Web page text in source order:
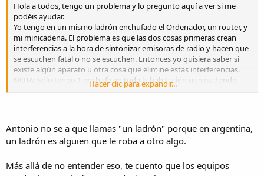
Hola a todos, tengo un problema y lo pregunto aquí a ver si me
podéis ayudar.
Yo tengo en un mismo ladrón enchufado el Ordenador, un router, y
mi minicadena. El problema es que las dos cosas primeras crean
interferencias a la hora de sintonizar emisoras de radio y hacen que
se escuchen fatal o no se escuchen. Entonces yo quisiera saber si
existe algún aparato u otra cosa que elimine estas interferencias.
NOTA: Sólo tengo 1 enchufe en toda la habitación que es donde
Saludos. Antonio.
Hacer clic para expandir...
Antonio no se a que llamas "un ladrón" porque en argentina,
un ladrón es alguien que le roba a otro algo.
Más allá de no entender eso, te cuento que los equipos